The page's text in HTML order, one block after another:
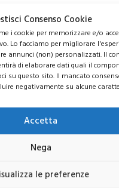
Consenso Cookie
i cookie per memorizzare e/o
Lo facciamo per migliorare
annunci (non) personalizzati. Il
di elaborare dati quali il
su questo sito. Il mancato
negativamente su alcune
Accetta
Nega
le preferenze
sull’oro
investire sull’oro va fatta